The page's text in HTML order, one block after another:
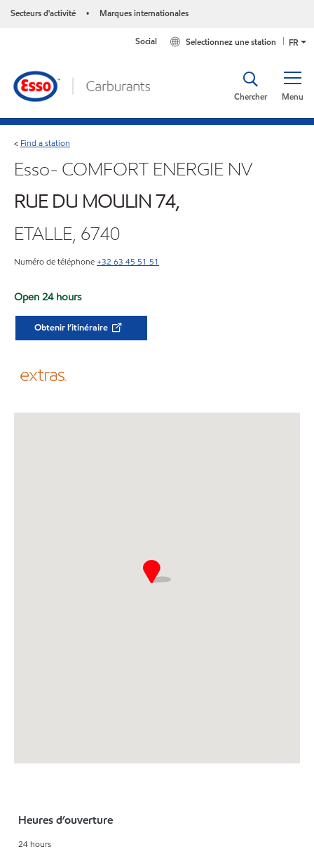
Secteurs d'activité • Marques internationales
FR
Selectionnez une station
Social
Menu
Chercher
< Find a station
Esso- COMFORT ENERGIE NV
RUE DU MOULIN 74,
ETALLE, 6740
Numéro de téléphone+32 63 45 51 51
Open 24 hours
Obtenir l’itinéraire
Heures d’ouverture
24 hours